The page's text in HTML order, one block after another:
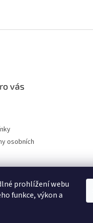
prohlížení webu
funkce, výkon a
vás
osobních